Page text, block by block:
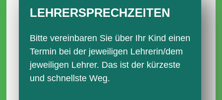
LEHRER­SPRECH­ZEITEN
Bitte vereinbaren Sie über Ihr Kind einen
Termin bei der jeweiligen Lehrerin/dem
jeweiligen Lehrer. Das ist der kürzeste
und schnellste Weg.